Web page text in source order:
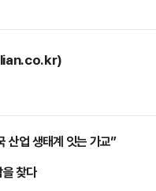
산업 생태계 잇는 가교”
찾다